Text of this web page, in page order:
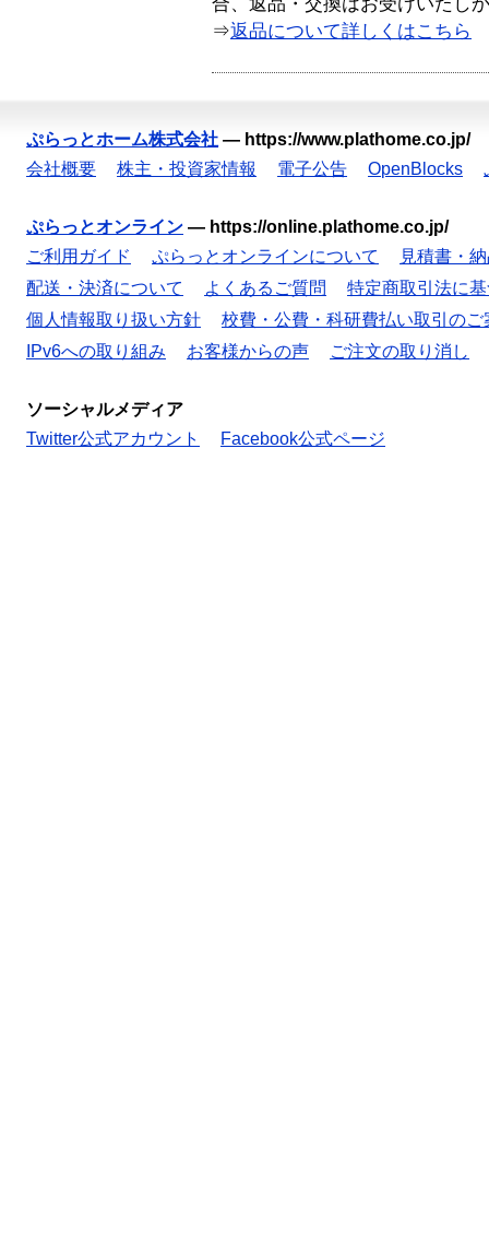
合、返品・交換はお受けいたし
⇒返品について詳しくはこちら
ぷらっとホーム株式会社 — https://www.plathome.co.jp/
会社概要
株主・投資家情報 電子公告 OpenBlocks
ぷらっとオンライン — https://online.plathome.co.jp/
ご利用ガイド
ぷらっとオンラインについて
見積書・
配送・決済について
よくあるご質問
特定商取引法に
個人情報取り扱い方針
校費・公費・科研費払い取引のご
IPv6への取り組み
お客様からの声 ご注文の取り消し
ソーシャルメディア
Twitter公式アカウント
Facebook公式ページ